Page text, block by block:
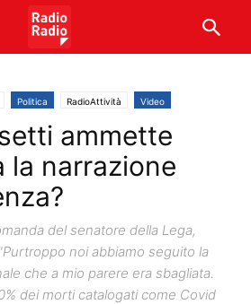
Politica RadioAttività Video
ammette
la narrazione
del senatore della Lega,
noi abbiamo seguito la
che a mio parere era sbagliata.
dei morti catalogati come Covid